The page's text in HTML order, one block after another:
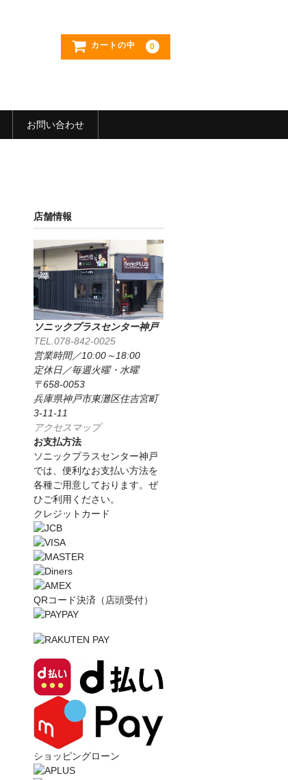
カートの中 0
お問い合わせ
店舗情報
ソニックプラスセンター神戸
TEL.078-842-0025
営業時間／10:00～18:00
定休日／毎週火曜・水曜
〒658-0053
兵庫県神戸市東灘区住吉宮町
3-11-11
アクセスマップ
お支払方法
ソニックプラスセンター神戸
では、便利なお支払い方法を
各種ご用意しております。ぜ
ひご利用ください。
クレジットカード
QRコード決済（店頭受付）
ショッピングローン